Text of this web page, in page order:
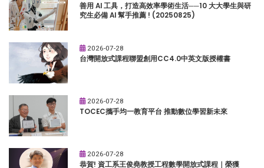
善用 AI 工具，打造高效率學術生活──10 大大學生與研
究生必備 AI 幫手推薦 ! (20250825)
2026-07-28
台灣開放式課程聯盟創用CC4.0中英文版授權書
2026-07-28
TOCEC攜手均一教育平台 推動數位學習新未來
2026-07-28
恭賀! 資工系王俊堯教授工程數學開放式課程｜榮獲